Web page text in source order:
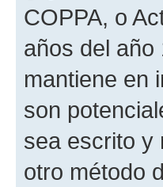
COPPA, o
años del
mantiene en
son
sea escrito y
otro método